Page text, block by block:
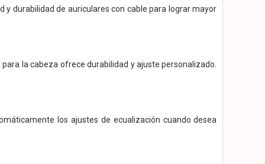
durabilidad de auriculares con cable para lograr mayor
la cabeza ofrece durabilidad y ajuste personalizado.
los ajustes de ecualización cuando desea